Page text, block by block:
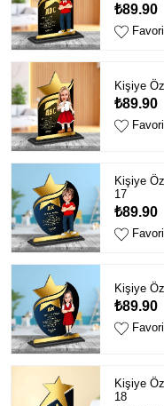
₺89.90
Kişiye
₺89.90
Kişiye
17
₺89.90
Kişiye
₺89.90
Kişiye
18